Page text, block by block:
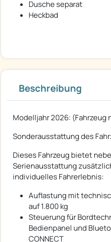
Dusche separat
Heckbad
Beschreibung
Modelljahr 2026: (Fahrzeug
Sonderausstattung des
Dieses Fahrzeug bietet
Serienausstattung
individuelles Fahrerlebnis:
Auflastung mit
auf 1.800 kg
Steuerung für
Bedienpanel und
CONNECT